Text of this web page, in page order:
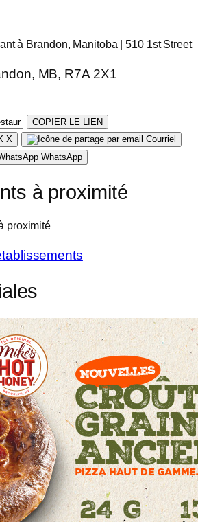
à Brandon, Manitoba | 510 1st Street
MB, R7A 2X1
COPIER LE LIEN
X
Courriel
WhatsApp
à proximité
proximité